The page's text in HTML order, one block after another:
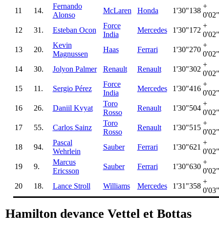
11
14.
Fernando
Alonso
McLaren Honda 1'30"138
+
12
31. Esteban Ocon
Force
India
Mercedes 1'30"172
+
13
20.
Kevin
Magnussen
Haas Ferrari 1'30"270
+
14
30. Jolyon Palmer Renault Renault 1'30"302
+
15
11. Sergio Pérez
Force
India
Mercedes 1'30"416
+
16
26. Daniil Kvyat
Toro
Rosso
Renault 1'30"504
+
17
55. Carlos Sainz
Toro
Rosso
Renault 1'30"515
+
18
94.
Pascal
Wehrlein
Sauber Ferrari 1'30"621
+
19
9.
Marcus
Ericsson
Sauber Ferrari 1'30"630
+
20
18. Lance Stroll Williams Mercedes 1'31"358
+
Hamilton devance Vettel et Bottas